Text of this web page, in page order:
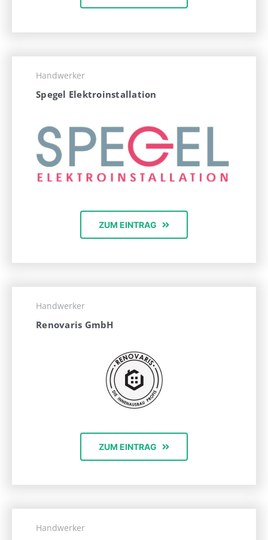
Handwerker
Spegel Elektroinstallation
ZUM EINTRAG
Handwerker
Renovaris GmbH
ZUM EINTRAG
Handwerker